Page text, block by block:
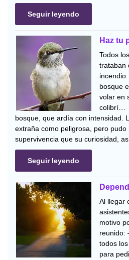
Seguir leyendo
Haz tu
Todos
trataban
bosque
volar en
colibrí…
bosque, que ardía con intensidad.
extraña como peligrosa, pero pudo
supervivencia que su curiosidad,
Seguir leyendo
Al llegar
motivo
reunido:
todos
para